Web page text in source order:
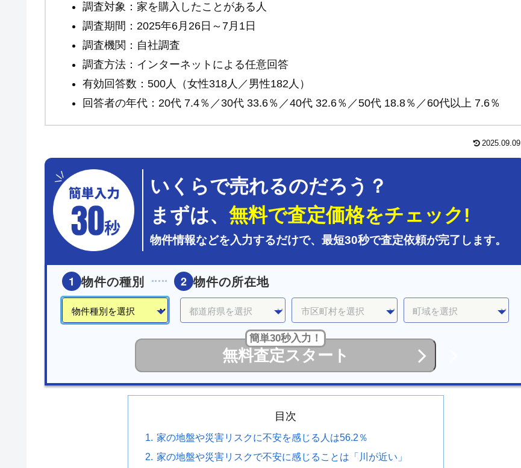
調査対象：家を購入したことがある人
調査期間：2025年6月26日～7月1日
調査機関：自社調査
調査方法：インターネットによる任意回答
有効回答数：500人（女性318人／男性182人）
回答者の年代：20代 7.4％／30代 33.6％／40代 32.6％／50代 18.8％／60代以上 7.6％
2025.09.09
いくらで売れるのだろう？
まずは、 無料で査定価格をチェック!
物件情報などを入力するだけで、最短30秒で査定依頼が完了します。
1 物件の種別 2 物件の所在地
簡単30秒入力！
無料査定スタート
目次
家の地盤や災害リスクに不安を感じる人は56.2％
家の地盤や災害リスクで不安に感じることは「川が近い」